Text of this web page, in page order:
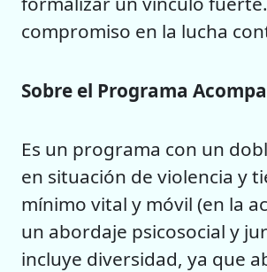
compromiso en la lucha
Sobre el Programa
Es un programa con un
en situación de violencia y
mínimo vital y móvil (en la
un abordaje psicosocial y
incluye diversidad, ya que